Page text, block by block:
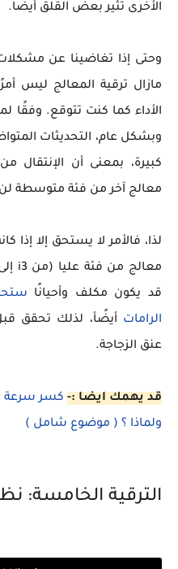
الأخرى تثير بعض القلق أيضًا.
وحتى إذا تغاضينا عن مشكلات
مازال ترقية المعالج ليس
الأداء كما كنت تتوقع. وفقًا
وبشكل عام، التحديثات
كبيرة، بمعنى أن
معالج آخر من فئة متوسطة
لذا، فالأمر لا يستحق إلا إذا
قد يكون مكلف وأحيانًا
الرامات أيضًأ، لذلك تحقق
عنق الزجاجة.
قد يهمك ايضا :- كسر سرعة
ولماذا ؟ ( موضوع شامل )
الترقية الخامسة: